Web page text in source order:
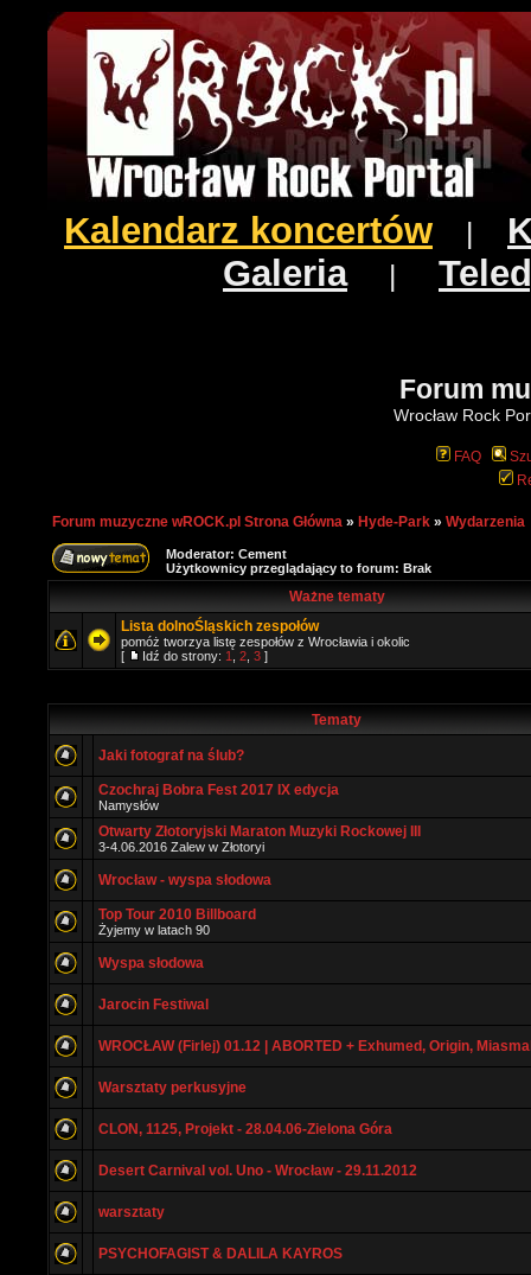
Kalendarz koncertów
Galeria|
Forum
Wrocław Rock
FAQ
Forum muzyczne wROCK.pl Strona Główna » Hyde-Park » Wydarzenia
Moderator: Cement
Użytkownicy przeglądający to forum: Brak
Ważne tematy
Lista dolnoŚląskich zespołów
pomóż tworzya listę zespołów z Wrocławia i okolic
[
Idź do strony: 1 2 3 ]
Tematy
Jaki fotograf na ślub?
Czochraj Bobra Fest 2017 IX edycja
Namysłów
Otwarty Złotoryjski Maraton Muzyki Rockowej III
3-4.06.2016 Zalew w Złotoryi
Wrocław - wyspa słodowa
Top Tour 2010 Billboard
Żyjemy w latach 90
Wyspa słodowa
Jarocin Festiwal
WROCŁAW (Firlej) 01.12 | ABORTED + Exhumed, Origin,
Warsztaty perkusyjne
CLON, 1125, Projekt - 28.04.06-Zielona Góra
Desert Carnival vol. Uno - Wrocław - 29.11.2012
warsztaty
PSYCHOFAGIST & DALILA KAYROS